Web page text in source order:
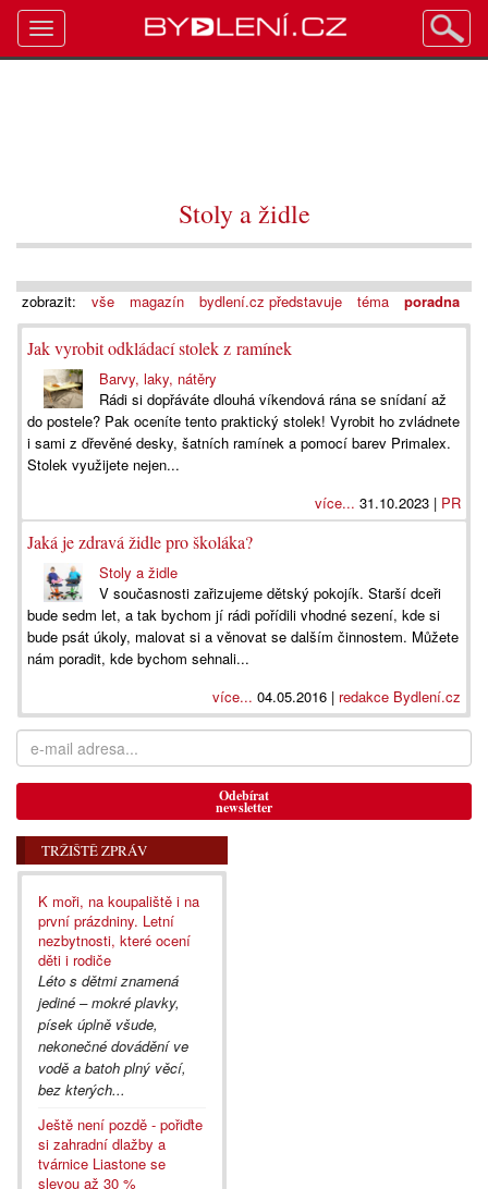
Stoly a židle
zobrazit: vše magazín bydlení.cz představuje téma poradna
Jak vyrobit odkládací stolek z ramínek
Barvy, laky, nátěry
Rádi si dopřáváte dlouhá víkendová rána se snídaní až
do postele? Pak oceníte tento praktický stolek! Vyrobit ho zvládnete
i sami z dřevěné desky, šatních ramínek a pomocí barev Primalex.
Stolek využijete nejen...
více... 31.10.2023 | PR
Jaká je zdravá židle pro školáka?
Stoly a židle
V současnosti zařizujeme dětský pokojík. Starší dceři
bude sedm let, a tak bychom jí rádi pořídili vhodné sezení, kde si
bude psát úkoly, malovat si a věnovat se dalším činnostem. Můžete
nám poradit, kde bychom sehnali...
více... 04.05.2016 | redakce Bydlení.cz
Odebírat
newsletter
TRŽIŠTĚ ZPRÁV
K moři, na koupaliště i na
první prázdniny. Letní
nezbytnosti, které ocení
děti i rodiče
Léto s dětmi znamená
jediné – mokré plavky,
písek úplně všude,
nekonečné dovádění ve
vodě a batoh plný věcí,
bez kterých...
Ještě není pozdě - pořiďte
si zahradní dlažby a
tvárnice Liastone se
slevou až 30 %
Toggle
navigation